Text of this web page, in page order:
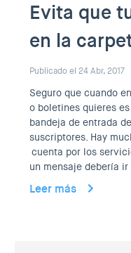
Evita que
en la
Publicado el 24 Abr, 2017
Seguro que cuando
o boletines quieres
bandeja de entrada
suscriptores. Hay
cuenta por los
un mensaje debería
Leer más